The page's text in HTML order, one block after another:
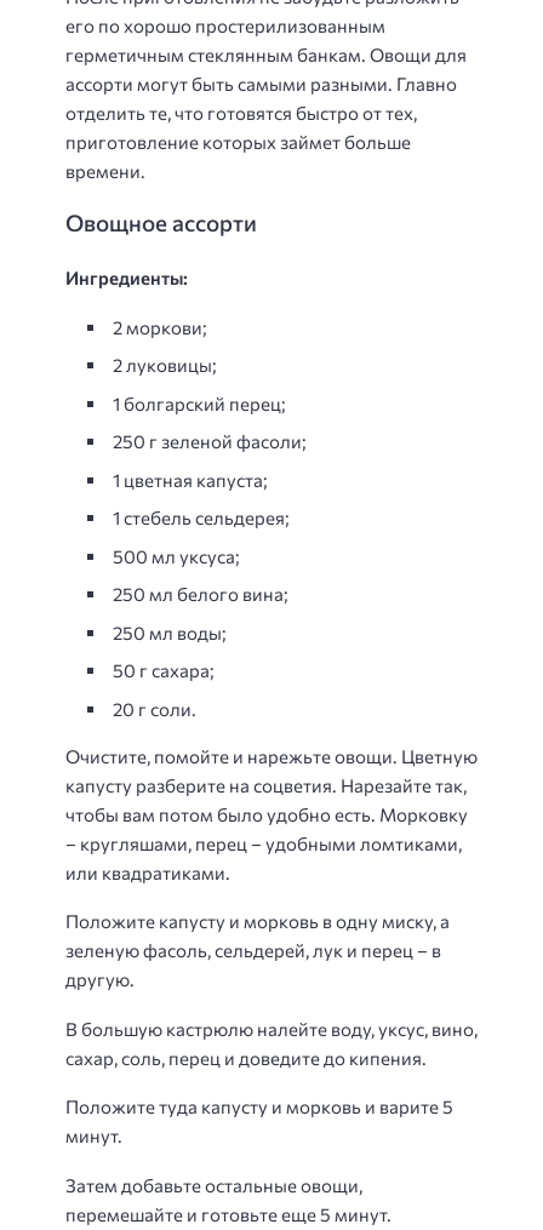
его по хорошо простерилизованным
герметичным стеклянным банкам. Овощи для
ассорти могут быть самыми разными. Главно
отделить те, что готовятся быстро от тех,
приготовление которых займет больше
времени.
Овощное ассорти
Ингредиенты:
2 моркови;
2 луковицы;
1 болгарский перец;
250 г зеленой фасоли;
1 цветная капуста;
1 стебель сельдерея;
500 мл уксуса;
250 мл белого вина;
250 мл воды;
50 г сахара;
20 г соли.
Очистите, помойте и нарежьте овощи. Цветную
капусту разберите на соцветия. Нарезайте так,
чтобы вам потом было удобно есть. Морковку
– кругляшами, перец – удобными ломтиками,
или квадратиками.
Положите капусту и морковь в одну миску, а
зеленую фасоль, сельдерей, лук и перец – в
другую.
В большую кастрюлю налейте воду, уксус, вино,
сахар, соль, перец и доведите до кипения.
Положите туда капусту и морковь и варите 5
минут.
Затем добавьте остальные овощи,
перемешайте и готовьте еще 5 минут.